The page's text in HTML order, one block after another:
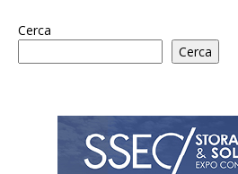
Cerca
Cerca